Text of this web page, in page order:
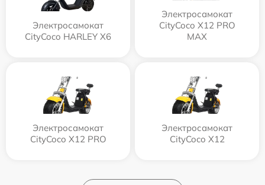
Электросамокат
CityCoco HARLEY X6
Электросамокат
CityCoco X12 PRO
MAX
Электросамокат
CityCoco X12 PRO
Электросамокат
CityCoco X12